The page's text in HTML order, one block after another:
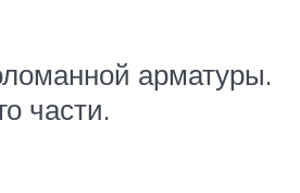
арматуры.
части.